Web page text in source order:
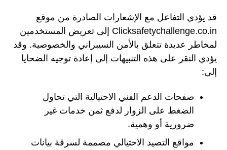
قد يؤدي التفاعل مع الإشعارات الصادرة من موقع
Clicksafetychallenge.co.in إلى تعريض المستخدمين
لمخاطر عديدة تتعلق بالأمن السيبراني والخصوصية. وقد
يؤدي النقر على هذه التنبيهات إلى إعادة توجيه الضحايا
إلى:
صفحات الدعم الفني الاحتيالية التي تحاول
الضغط على الزوار لدفع ثمن خدمات غير
ضرورية أو وهمية.
مواقع التصيد الاحتيالي مصممة لسرقة بيانات